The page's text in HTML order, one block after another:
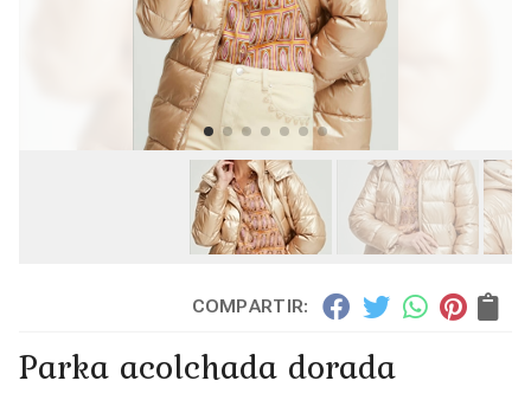
COMPARTIR:
Parka acolchada dorada